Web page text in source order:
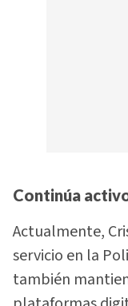
Continúa
Actualmente,
servicio en la
también